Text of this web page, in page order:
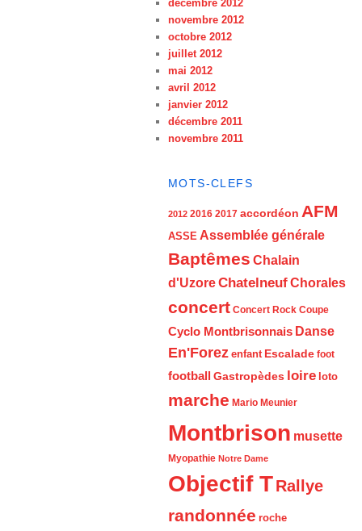
décembre 2012
novembre 2012
octobre 2012
juillet 2012
mai 2012
avril 2012
janvier 2012
décembre 2011
novembre 2011
MOTS-CLEFS
2012 2016 2017 accordéon AFM
ASSE Assemblée générale
Baptêmes Chalain
d'UzoreChatelneufChorales
concert Concert Rock Coupe
Cyclo Montbrisonnais Danse
En'Forez enfant Escalade foot
football Gastropèdes loire loto
marche Mario Meunier
Montbrison musette
Myopathie Notre Dame
Objectif TRallye
randonnée roche